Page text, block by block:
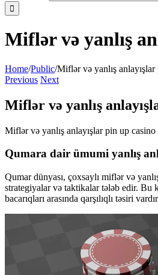
Miflər və yanlış
Home/Public/Miflər və yanlış
Previous Next
Miflər və yanlış
Miflər və yanlış anlayışlar pin up
Qumara dair ümumi yanlış
Qumar dünyası, çoxsaylı miflər və
strategiyalar və taktikalar tələb edir. Bu
bacarıqları arasında qarşılıqlı təsiri